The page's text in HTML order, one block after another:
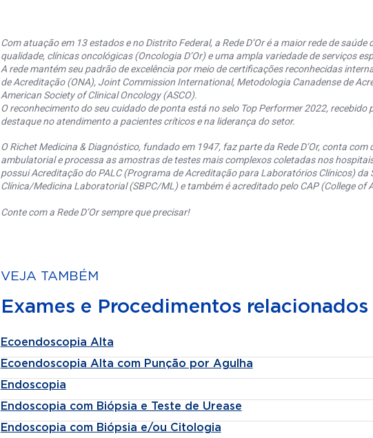
Com atuação em 13 estados e no Distrito Federal, a Rede D’Or é a maior rede de
qualidade, clínicas oncológicas (Oncologia D’Or) e uma ampla variedade de serviços
A rede mantém seu padrão de excelência por meio de certificações reconhecidas
de Acreditação (ONA), Joint Commission International, Metodologia Canadense de
American Society of Clinical Oncology (ASCO).
O reconhecimento do seu cuidado de ponta está no selo Top Performer 2022, recebido
destaque no atendimento a pacientes críticos e na liderança do setor.
O Richet Medicina & Diagnóstico, fundado em 1947, faz parte da Rede D’Or, conta
ambulatorial e processa as amostras de testes mais complexos coletadas nos hospitais
possui Acreditação do PALC (Programa de Acreditação para Laboratórios Clínicos) da
Clínica/Medicina Laboratorial (SBPC/ML) e também é acreditado pelo CAP (College of
Conte com a Rede D’Or sempre que precisar!
VEJA TAMBÉM
Exames e Procedimentos relacionados
Ecoendoscopia Alta
Ecoendoscopia Alta com Punção por Agulha
Endoscopia
Endoscopia com Biópsia e Teste de Urease
Endoscopia com Biópsia e/ou Citologia